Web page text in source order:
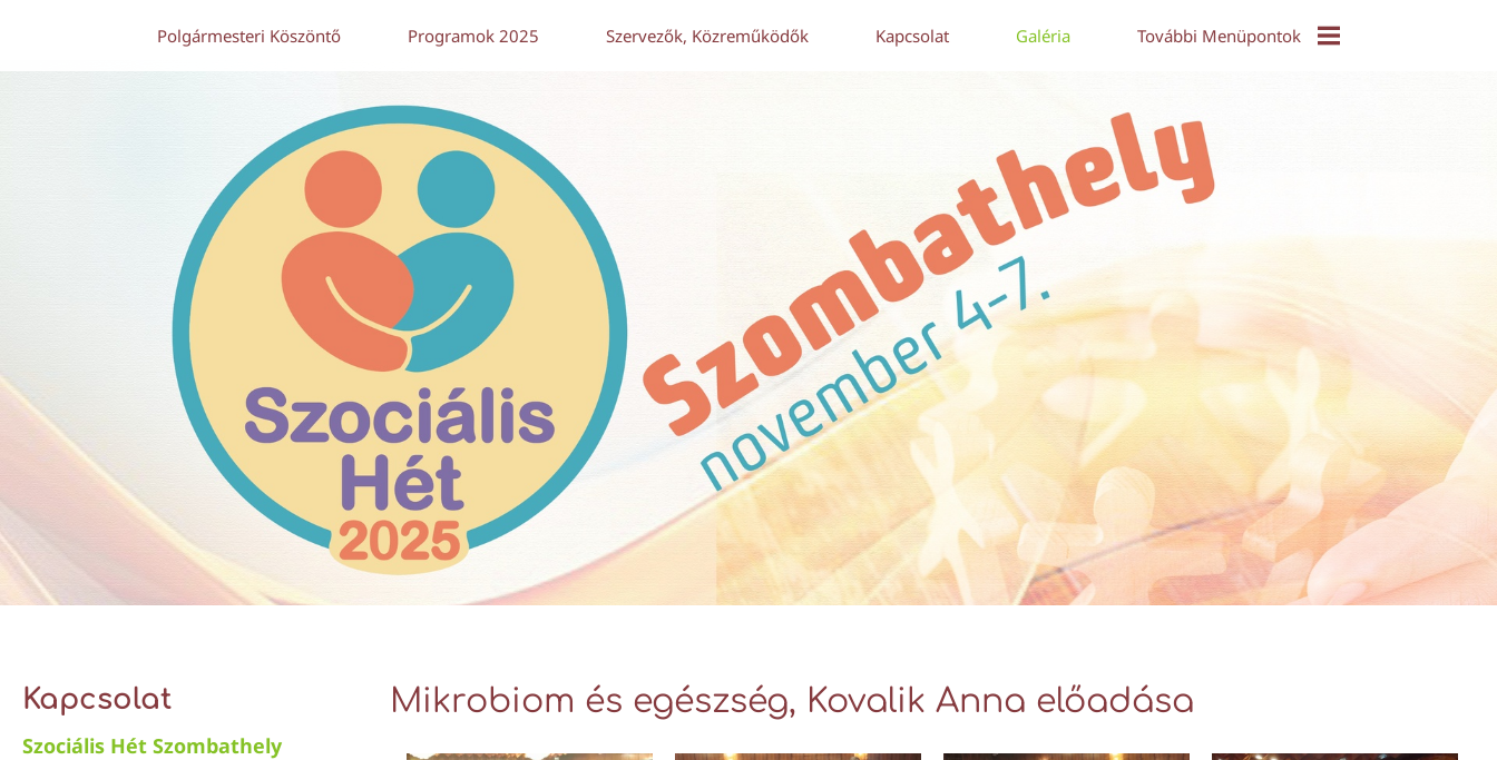
Polgármesteri Köszöntő Programok 2025 Szervezők, Közreműködők Kapcsolat Galéria További Menüpontok
Közös Táncház - Video
Online Konferencia 2021
Alkotói Pályázat 2017
Díjazott Alkotások 2017
Videó Galéria
Kapcsolat
Szociális Hét Szombathely
Mikrobiom és egészség, Kovalik Anna előadása